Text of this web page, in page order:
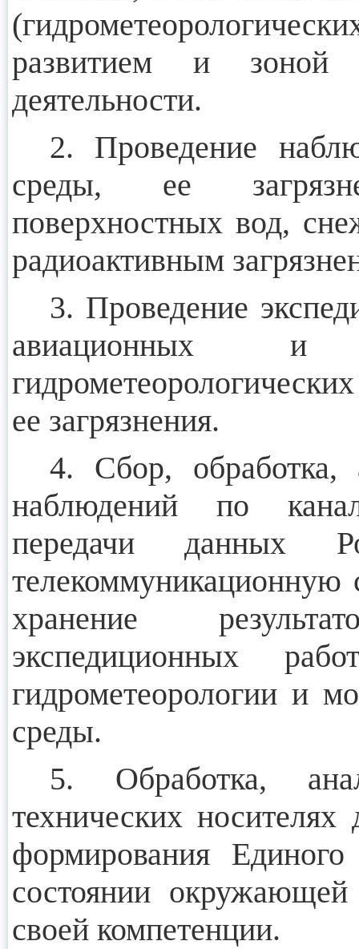
развитием и зоной
деятельности.
2. Проведение
среды, ее
поверхностных вод,
радиоактивным
3. Проведение
авиационных и
ее загрязнения.
4. Сбор, обработка,
наблюдений по
передачи данных
телекоммуникационную
хранение
экспедиционных
гидрометеорологии и
среды.
5. Обработка,
технических
формирования
состоянии
своей компетенции.